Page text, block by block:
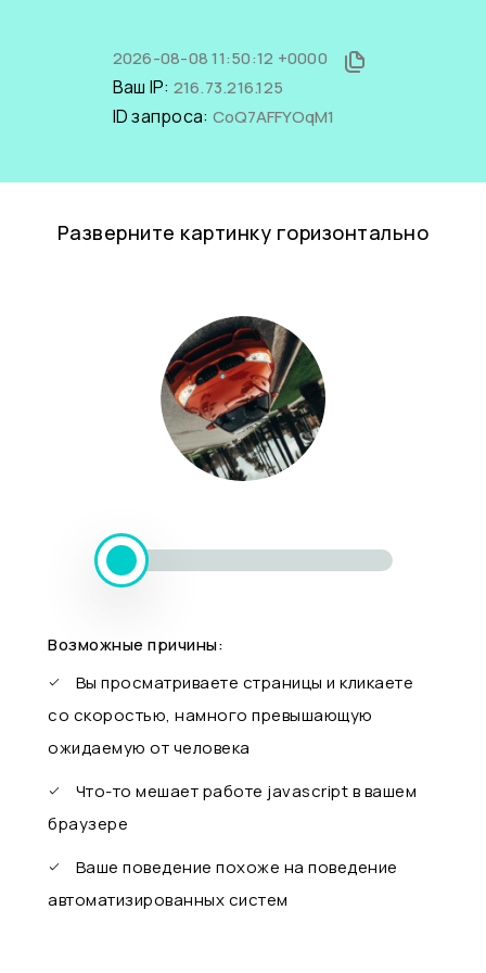
2026-08-08 11:50:12 +0000
Ваш IP: 216.73.216.125
ID запроса: CoQ7AFFYOqM1
Разверните картинку горизонтально
Возможные причины:
Вы просматриваете страницы и кликаете
со скоростью, намного превышающую
ожидаемую от человека
Что-то мешает работе javascript в вашем
браузере
Ваше поведение похоже на поведение
автоматизированных систем